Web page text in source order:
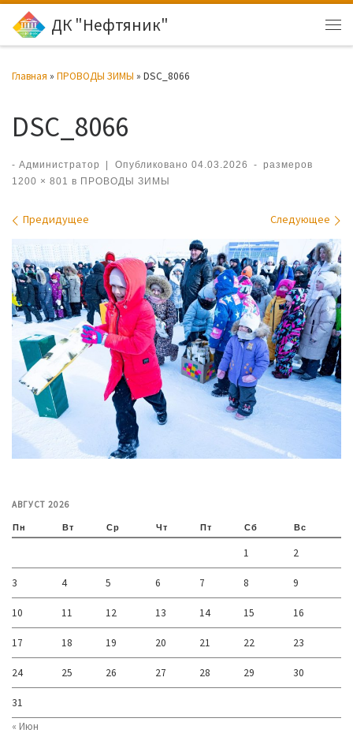
Перейти к содержимому
ДК "Нефтяник"
Главная » ПРОВОДЫ ЗИМЫ » DSC_8066
DSC_8066
- Администратор | Опубликовано 04.03.2026 -
размеров
1200 × 801
в ПРОВОДЫ ЗИМЫ
Навигация по изображениям
Предидущее Следующее
АВГУСТ 2026
Пн Вт Ср Чт Пт Сб Вс
1 2
3 4 5 6 7 8 9
10 11 12 13 14 15 16
17 18 19 20 21 22 23
24 25 26 27 28 29 30
31
« Июн